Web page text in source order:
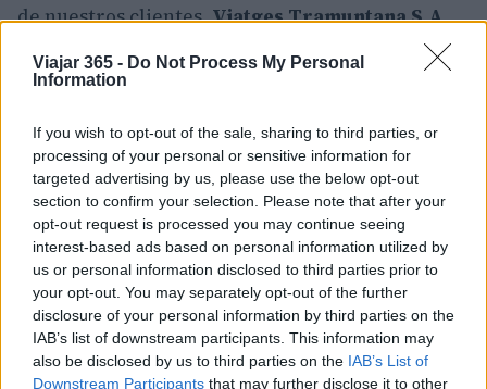
Viajar 365 - Do Not Process My Personal
Information
If you wish to opt-out of the sale, sharing to third parties, or
processing of your personal or sensitive information for
targeted advertising by us, please use the below opt-out
section to confirm your selection. Please note that after your
opt-out request is processed you may continue seeing
interest-based ads based on personal information utilized by
us or personal information disclosed to third parties prior to
your opt-out. You may separately opt-out of the further
disclosure of your personal information by third parties on the
IAB’s list of downstream participants. This information may
also be disclosed by us to third parties on the IAB’s List of
Downstream Participants that may further disclose it to other
de nuestros clientes.Viatges Tramuntana S.A.,
con CIF/NIF: A07080807, se ubica en Avda. Josep
A. Clavé, 28, 07702 Maó, Menorca, España. Para
de nuestro correo electrónico:
comunicaciones@viajesmagon.com.0
La identificación del responsable del tratamiento
de datos es crucial para mantener la confianza
de nuestros clientes. Viatges Tramuntana S.A.
con CIF/NIF: A07080807, se ubica en Avda. Josep
A. Clavé, 28, 07702 Maó, Menorca, España. Para
cualquier consulta, puede contactarnos a través